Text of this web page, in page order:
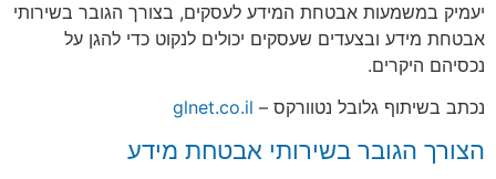
יעמיק במשמעות אבטחת המידע לעסקים, בצורך הגובר בשירותי
אבטחת מידע ובצעדים שעסקים יכולים לנקוט כדי להגן על
נכסיהם היקרים.
נכתב בשיתוף גלובל נטוורקס – glnet.co.il
הצורך הגובר בשירותי אבטחת מידע